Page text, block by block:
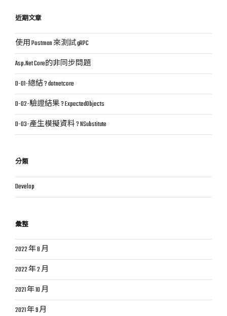
近期文章
使用 Postman 來測試 gRPC
Asp.Net Core的非同步問題
D-01-總結 ? dotnetcore
D-02-驗證結果 ? ExpectedObjects
D-03-產生模擬資料 ? NSubstitute
分類
Develop
彙整
2022 年 8 月
2022 年 2 月
2021 年 10 月
2021 年 9 月